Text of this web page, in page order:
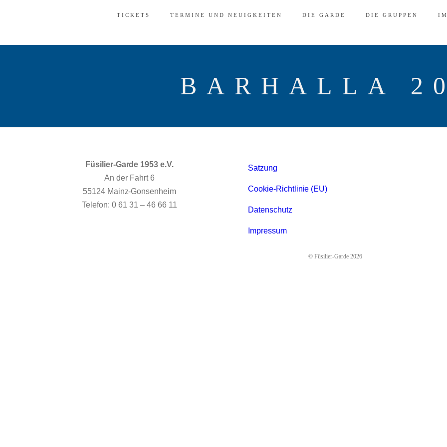
TICKETS TERMINE UND NEUIGKEITEN DIE GARDE DIE GRUPPEN
BARHALLA
Füsilier-Garde 1953 e.V.
An der Fahrt 6
55124 Mainz-Gonsenheim
Telefon: 0 61 31 – 46 66 11
Satzung
Cookie-Richtlinie (EU)
Datenschutz
Impressum
© Füsilier-Garde 2026